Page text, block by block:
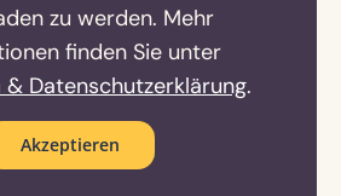
zu werden. Mehr
finden Sie unter
& Datenschutzerklärung.
Akzeptieren